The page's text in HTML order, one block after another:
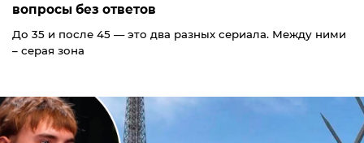
вопросы без ответов
До 35 и после 45 — это два разных сериала. Между ними
– серая зона